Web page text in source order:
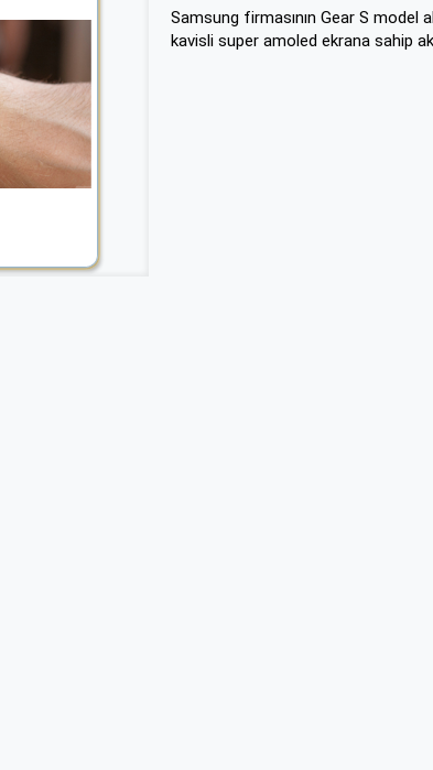
Samsung firmasının Gear S model
kavisli super amoled ekrana sahip